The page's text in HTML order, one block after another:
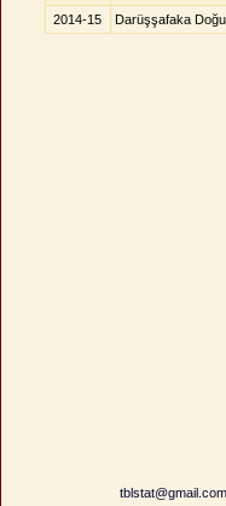
2014-15
Darüşşafaka
tblstat@gmail.com